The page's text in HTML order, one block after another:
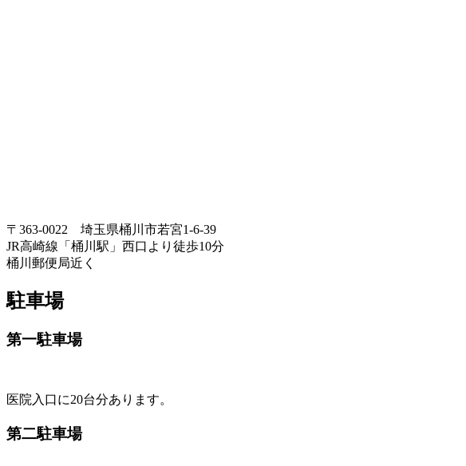
〒363-0022 埼玉県桶川市若宮1-6-39
JR高崎線「桶川駅」西口より徒歩10分
桶川郵便局近く
駐車場
第一駐車場
医院入口に20台分あります。
第二駐車場